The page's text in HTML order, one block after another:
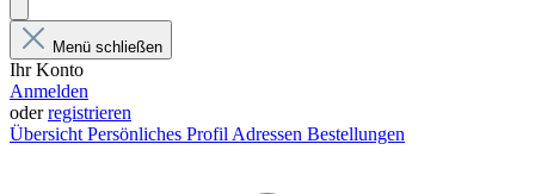
Menü schließen
Ihr Konto
Anmelden
oderregistrieren
Übersicht Persönliches Profil Adressen Bestellungen